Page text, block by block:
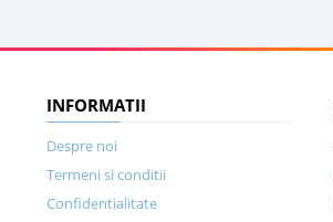
INFORMATII
Despre noi
Termeni si conditii
Confidentialitate